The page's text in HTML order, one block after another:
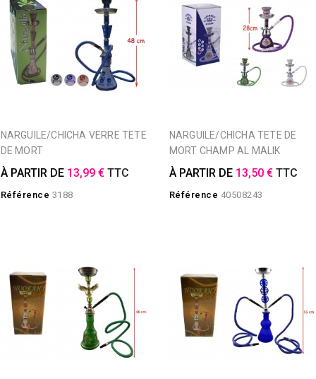
NARGUILE/CHICHA VERRE TETE
DE MORT
À PARTIR DE 13,99 € TTC
Référence 3188
NARGUILE/CHICHA TETE DE
MORT CHAMP AL MALIK
À PARTIR DE 13,50 € TTC
Référence 40508243